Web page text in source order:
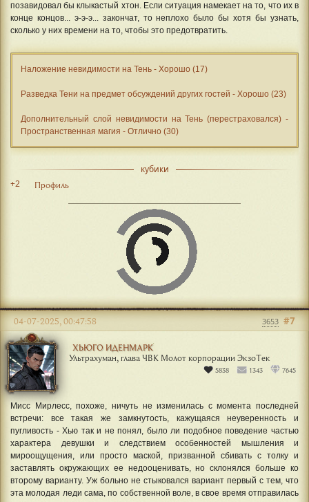
позавидовал бы клыкастый хтон. Если ситуация намекает на то, что их в
конце концов... э-э-э... закончат, то неплохо было бы хотя бы узнать,
сколько у них времени на то, чтобы это предотвратить.
Наложение невидимости на Тень - Хорошо (17)
Разведка Тени на предмет обсуждений других гостей - Хорошо (23)
Дополнительный слой невидимости на Тень (перестраховался) -
Пространственная магия - Отлично (30)
кубики
+2
Профиль
ХЬЮГО ИДЕНМАРК
Ультрахуман, глава ЧВК Молот корпорации ЭкзоТек
5838 1343 7645
#7
04-07-2025, 00:47:58 3653
Мисс Мирлесс, похоже, ничуть не изменилась с момента последней
встречи: все такая же замкнутость, кажущаяся неуверенность и
пугливость - Хью так и не понял, было ли подобное поведение частью
характера девушки и следствием особенностей мышления и
мироощущения, или просто маской, призванной сбивать с толку и
заставлять окружающих ее недооценивать, но склонялся больше ко
второму варианту. Уж больно не стыковался вариант первый с тем, что
эта молодая леди сама, по собственной воле, в свое время отправилась